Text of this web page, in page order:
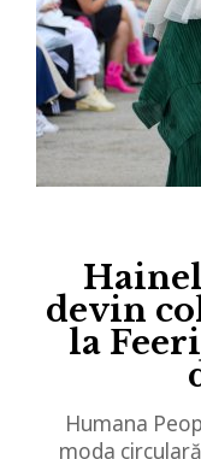
devin
la
Humana
moda